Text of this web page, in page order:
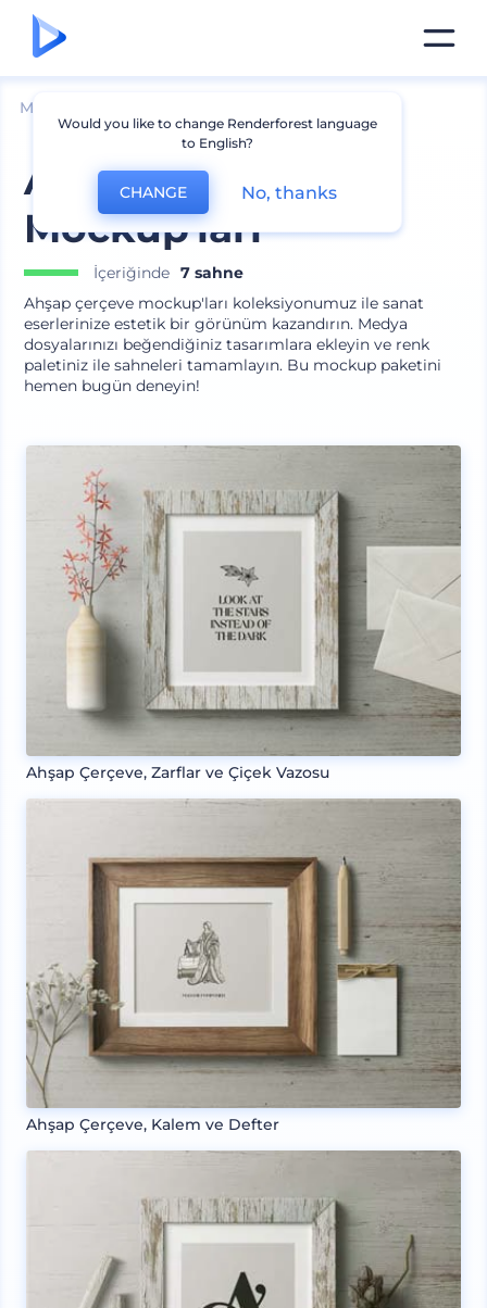
Mockuplar
Ahşap Çerçeve
Mockup'ları
İçeriğinde 7 sahne
Ahşap çerçeve mockup'ları koleksiyonumuz ile sanat
eserlerinize estetik bir görünüm kazandırın. Medya
dosyalarınızı beğendiğiniz tasarımlara ekleyin ve renk
paletiniz ile sahneleri tamamlayın. Bu mockup paketini
hemen bugün deneyin!
Ahşap Çerçeve, Zarflar ve Çiçek Vazosu
Ahşap Çerçeve, Kalem ve Defter
Would you like to change Renderforest language
to English?
CHANGE No, thanks